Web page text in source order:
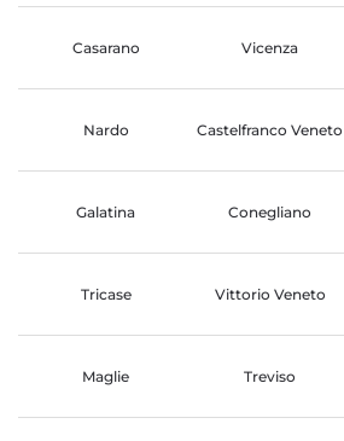
Casarano Vicenza
Nardo Castelfranco Veneto
Galatina Conegliano
Tricase Vittorio Veneto
Maglie Treviso